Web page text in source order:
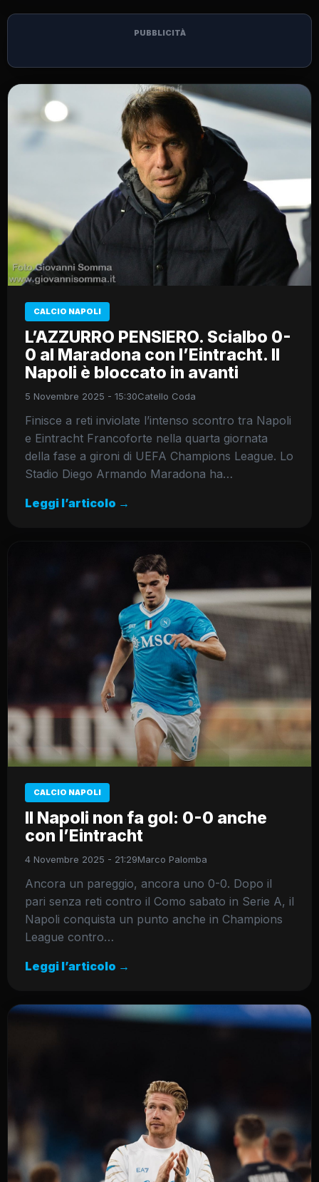
PUBBLICITÀ
CALCIO NAPOLI
L’AZZURRO PENSIERO. Scialbo 0-
0 al Maradona con l’Eintracht. Il
Napoli è bloccato in avanti
5 Novembre 2025 - 15:30Catello Coda
Finisce a reti inviolate l’intenso scontro tra Napoli
e Eintracht Francoforte nella quarta giornata
della fase a gironi di UEFA Champions League. Lo
Stadio Diego Armando Maradona ha…
Leggi l’articolo →
CALCIO NAPOLI
Il Napoli non fa gol: 0-0 anche
con l’Eintracht
4 Novembre 2025 - 21:29Marco Palomba
Ancora un pareggio, ancora uno 0-0. Dopo il
pari senza reti contro il Como sabato in Serie A, il
Napoli conquista un punto anche in Champions
League contro…
Leggi l’articolo →